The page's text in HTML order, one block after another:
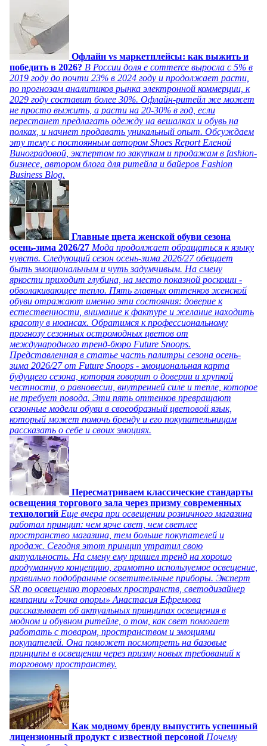
Офлайн vs маркетплейсы: как выжить и
победить в 2026? В России доля e commerce выросла с 5% в
2019 году до почти 23% в 2024 году и продолжает расти,
по прогнозам аналитиков рынка электронной коммерции, к
2029 году составит более 30%. Офлайн-ритейл же может
не просто выжить, а расти на 20-30% в год, если
перестанет предлагать одежду на вешалках и обувь на
полках, и начнет продавать уникальный опыт. Обсуждаем
эту тему с постоянным автором Shoes Report Еленой
Виноградовой, экспертом по закупкам и продажам в fashion-
бизнесе, автором блога для ритейла и байеров Fashion
Business Blog.
Главные цвета женской обуви сезона
осень-зима 2026/27 Мода продолжает обращаться к языку
чувств. Следующий сезон осень-зима 2026/27 обещает
быть эмоциональным и чуть задумчивым. На смену
яркости приходит глубина, на место показной роскоши -
обволакивающее тепло. Пять главных оттенков женской
обуви отражают именно эти состояния: доверие к
естественности, внимание к фактуре и желание находить
красоту в нюансах. Обратимся к профессиональному
прогнозу сезонных остромодных цветов от
международного тренд-бюро Future Snoops.
Представленная в статье часть палитры сезона осень-
зима 2026/27 от Future Snoops - эмоциональная карта
будущего сезона, которая говорит о доверии и хрупкой
честности, о равновесии, внутренней силе и тепле, которое
не требует повода. Эти пять оттенков превращают
сезонные модели обуви в своеобразный цветовой язык,
который может помочь бренду и его покупательницам
рассказать о себе и своих эмоциях.
Пересматриваем классические стандарты
освещения торгового зала через призму современных
технологий Еще вчера при освещении розничного магазина
работал принцип: чем ярче свет, чем светлее
пространство магазина, тем больше покупателей и
продаж. Сегодня этот принцип утратил свою
актуальность. На смену ему пришел тренд на хорошо
продуманную концепцию, грамотно используемое освещение,
правильно подобранные осветительные приборы. Эксперт
SR по освещению торговых пространств, светодизайнер
компании «Точка опоры» Анастасия Ефремова
рассказывает об актуальных принципах освещения в
модном и обувном ритейле, о том, как свет помогает
работать с товаром, пространством и эмоциями
покупателей. Она поможет посмотреть на базовые
принципы в освещении через призму новых требований к
торговому пространству.
Как модному бренду выпустить успешный
лицензионный продукт с известной персоной Почему